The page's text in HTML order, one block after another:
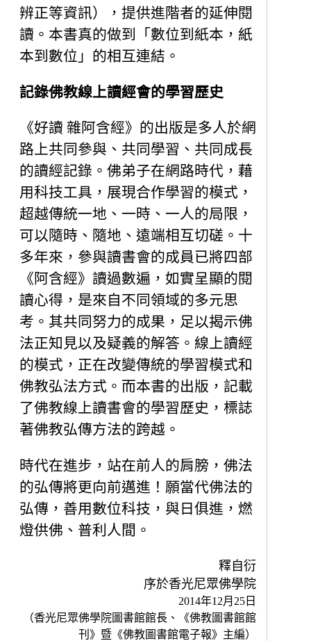
辨正等資訊），提供進階者的延伸閱
讀。本書真的做到「數位到紙本，紙
本到數位」的相互連結。
記錄佛教線上讀經會的學習歷史
《好讀 雜阿含經》的出版是多人於網
路上共同參與、共同學習、共同成長
的讀經記錄。佛弟子在網路時代，藉
用科技工具，展現合作學習的模式，
超越傳統一地、一時、一人的局限，
可以隨時、隨地、遠端相互切磋。十
多年來，參與讀書會的成員已將四部
《阿含經》讀過數遍，如實呈顯的閱
讀心得，是來自不同領域的多元思
考。其共同努力的成果，足以揭示佛
法正知見以及疑義的解答。線上讀經
的模式，正在改變傳統的學習模式和
佛教弘法方式。而本書的出版，記載
了佛教線上讀書會的學習歷史，標誌
著佛教弘傳方法的跨越。
時代在進步，站在前人的肩膀，佛法
的弘傳將更向前邁進！願當代佛法的
弘傳，善用數位科技，與日俱進，燃
燈供佛、普利人間。
釋自衍
序於香光尼眾佛學院
2014年12月25日
（香光尼眾佛學院圖書館館長、《佛教圖書館館
刊》暨《佛教圖書館電子報》主編）